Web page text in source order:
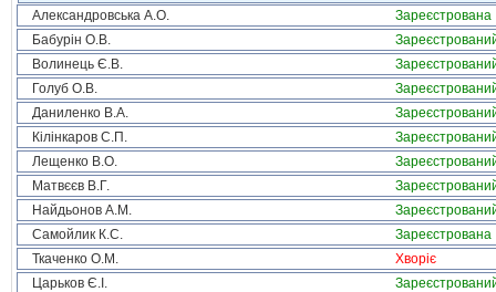
Александровська А.О.
Зареєстрована
Бабурін О.В.
Волинець Є.В.
Голуб О.В.
Даниленко В.А.
Кілінкаров С.П.
Лещенко В.О.
Матвєєв В.Г.
Найдьонов А.М.
Самойлик К.С.
Зареєстрована
Ткаченко О.М.
Хворіє
Царьков Є.І.